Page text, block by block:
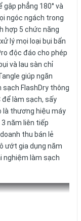
phẳng 180° và
ngóc ngách trong
hợp 5 chức năng
lý mọi loại bụi bẩn
độc đáo cho phép
và lau sàn chỉ
giúp ngăn
FlashDry thông
để làm sạch, sấy
là thương hiệu máy
năm liên tiếp
thu bán lẻ
ướt gia dụng năm
nghiệm làm sạch